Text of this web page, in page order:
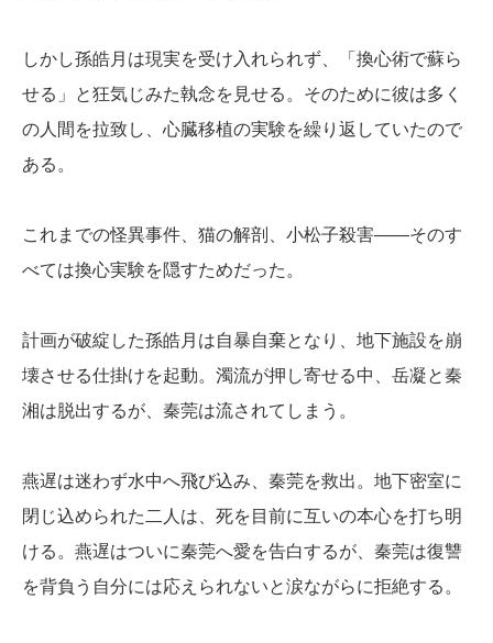
しかし孫皓月は現実を受け入れられず、「換心術で蘇ら
せる」と狂気じみた執念を見せる。そのために彼は多く
の人間を拉致し、心臓移植の実験を繰り返していたので
ある。
これまでの怪異事件、猫の解剖、小松子殺害――そのす
べては換心実験を隠すためだった。
計画が破綻した孫皓月は自暴自棄となり、地下施設を崩
壊させる仕掛けを起動。濁流が押し寄せる中、岳凝と秦
湘は脱出するが、秦莞は流されてしまう。
燕遅は迷わず水中へ飛び込み、秦莞を救出。地下密室に
閉じ込められた二人は、死を目前に互いの本心を打ち明
ける。燕遅はついに秦莞へ愛を告白するが、秦莞は復讐
を背負う自分には応えられないと涙ながらに拒絶する。